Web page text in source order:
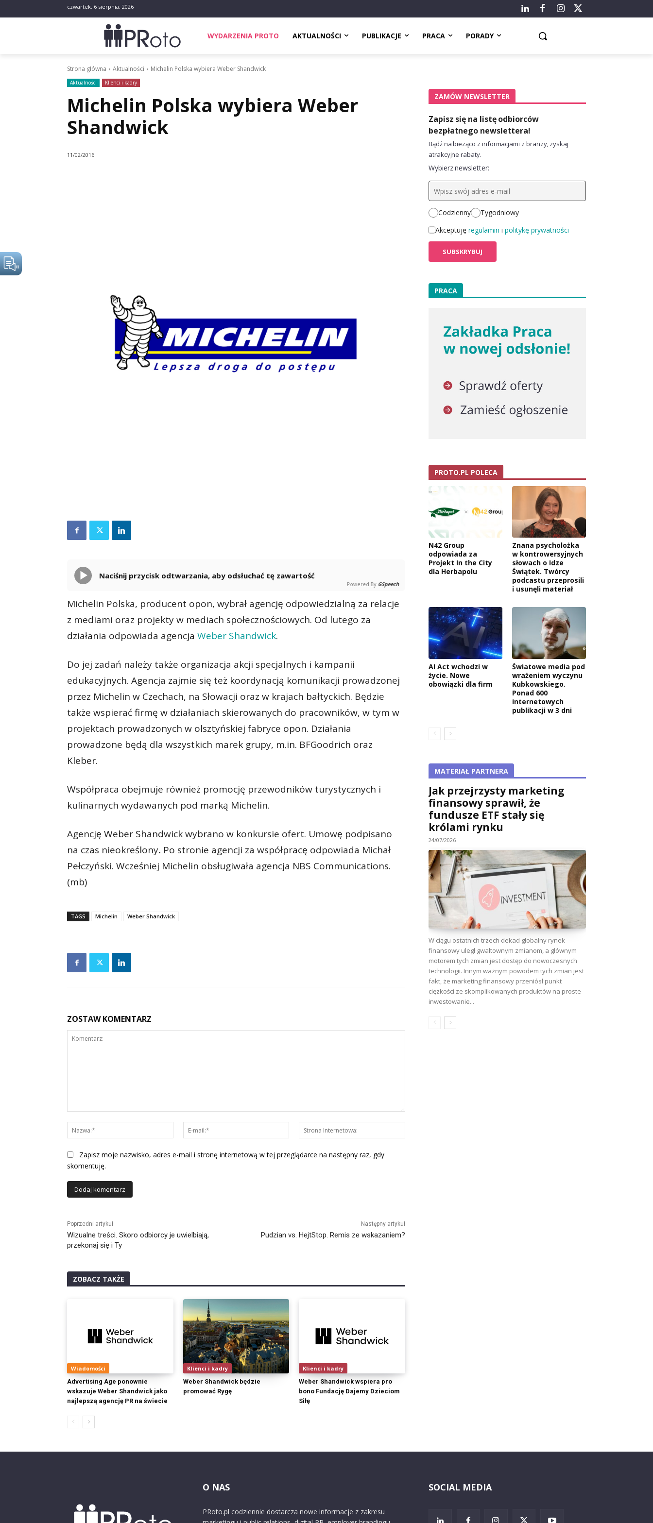
czwartek, 6 sierpnia, 2026
WYDARZENIA PROTO AKTUALNOŚCI PUBLIKACJE PRACA PORADY
Strona główna Aktualności Michelin Polska wybiera Weber Shandwick
Aktualności Klienci i kadry
Michelin Polska wybiera Weber
Shandwick
11/02/2016
Naciśnij przycisk odtwarzania, aby odsłuchać tę zawartość
Powered By GSpeech
Michelin Polska, producent opon, wybrał agencję odpowiedzialną za relacje
z mediami oraz projekty w mediach społecznościowych. Od lutego za
działania odpowiada agencja Weber Shandwick.
Do jej zadań należy także organizacja akcji specjalnych i kampanii
edukacyjnych. Agencja zajmie się też koordynacją komunikacji prowadzonej
przez Michelin w Czechach, na Słowacji oraz w krajach bałtyckich. Będzie
także wspierać firmę w działaniach skierowanych do pracowników, w tym w
projektach prowadzonych w olsztyńskiej fabryce opon. Działania
prowadzone będą dla wszystkich marek grupy, m.in. BFGoodrich oraz
Kleber.
Współpraca obejmuje również promocję przewodników turystycznych i
kulinarnych wydawanych pod marką Michelin.
Agencję Weber Shandwick wybrano w konkursie ofert. Umowę podpisano
na czas nieokreślony. Po stronie agencji za współpracę odpowiada Michał
Pełczyński. Wcześniej Michelin obsługiwała agencja NBS Communications.
(mb)
TAGS Michelin Weber Shandwick
ZOSTAW KOMENTARZ
Nazwa:*
mail:*
Internetowa:
Zapisz moje nazwisko, adres e-mail i stronę internetową w tej przeglądarce na następny raz, gdy
skomentuję.
Poprzedni artykuł
Wizualne treści. Skoro odbiorcy je uwielbiają,
przekonaj się i Ty
Następny artykuł
Pudzian vs. HejtStop. Remis ze wskazaniem?
ZOBACZ TAKŻE
Wiadomości
Advertising Age ponownie
wskazuje Weber Shandwick jako
najlepszą agencję PR na świecie
Klienci i kadry
Weber Shandwick będzie
promować Rygę
Klienci i kadry
Weber Shandwick wspiera pro
bono Fundację Dajemy Dzieciom
Siłę
ZAMÓW NEWSLETTER
Zapisz się na listę odbiorców
bezpłatnego newslettera!
Bądź na bieżąco z informacjami z branży, zyskaj
atrakcyjne rabaty.
Wybierz newsletter:
Codzienny
Tygodniowy
Akceptuję regulamin i politykę prywatności
PRACA
PROTO.PL POLECA
N42 Group
odpowiada za
Projekt In the City
dla Herbapolu
Znana psycholożka
w kontrowersyjnych
słowach o Idze
Świątek. Twórcy
podcastu przeprosili
i usunęli materiał
AI Act wchodzi w
życie. Nowe
obowiązki dla firm
Światowe media pod
wrażeniem wyczynu
Kubkowskiego.
Ponad 600
internetowych
publikacji w 3 dni
MATERIAŁ PARTNERA
Jak przejrzysty marketing
finansowy sprawił, że
fundusze ETF stały się
królami rynku
24/07/2026
W ciągu ostatnich trzech dekad globalny rynek
finansowy uległ gwałtownym zmianom, a głównym
motorem tych zmian jest dostęp do nowoczesnych
technologii. Innym ważnym powodem tych zmian jest
fakt, że marketing finansowy przeniósł punkt
ciężkości ze skomplikowanych produktów na proste
inwestowanie...
O NAS
PRoto.pl codziennie dostarcza nowe informacje z zakresu
SOCIAL MEDIA